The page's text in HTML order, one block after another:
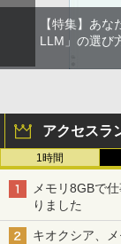
【特集】あ
LLM」の選び
アクセスラ
1時間
メモリ8GBで
りました
キオクシア、